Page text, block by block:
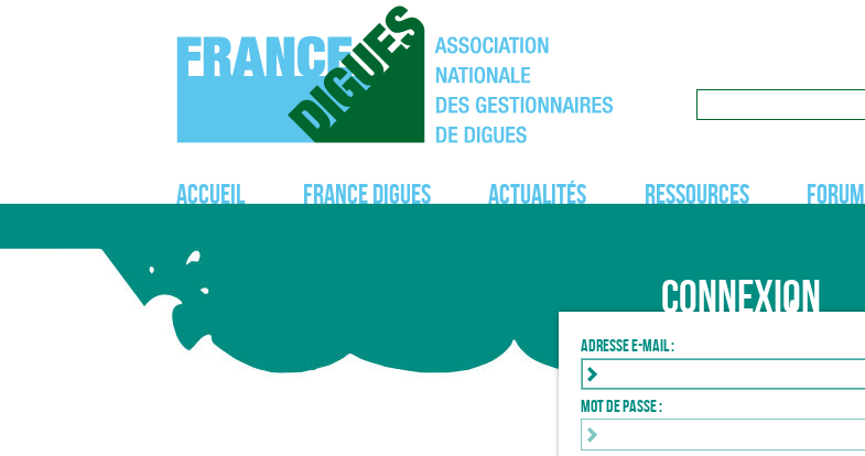
Accueil France Digues Actualités Ressources Forum
Connexion
Adresse e-mail :
Mot de passe :